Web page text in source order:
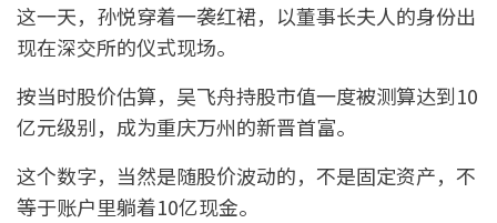
这一天，孙悦穿着一袭红裙，以董事长夫人的身份出
现在深交所的仪式现场。
按当时股价估算，吴飞舟持股市值一度被测算达到10
亿元级别，成为重庆万州的新晋首富。
这个数字，当然是随股价波动的，不是固定资产，不
等于账户里躺着10亿现金。